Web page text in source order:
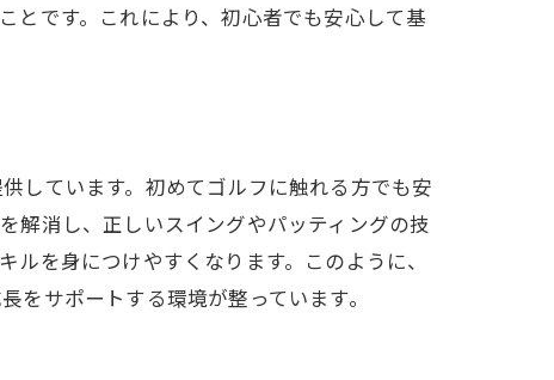
とです。これにより、初心者でも安心して基
しています。初めてゴルフに触れる方でも安
解消し、正しいスイングやパッティングの技
を身につけやすくなります。このように、
サポートする環境が整っています。